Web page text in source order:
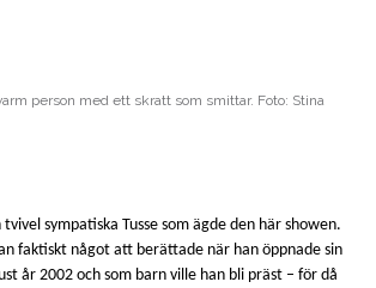
person med ett skratt som smittar. Foto: Stina
sympatiska Tusse som ägde den här showen.
faktiskt något att berättade när han öppnade sin
år 2002 och som barn ville han bli präst – för då